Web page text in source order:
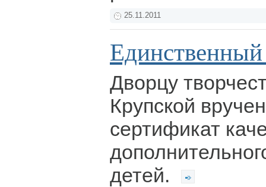
25.11.2011
Дворцу
Крупской
сертификат
детей.